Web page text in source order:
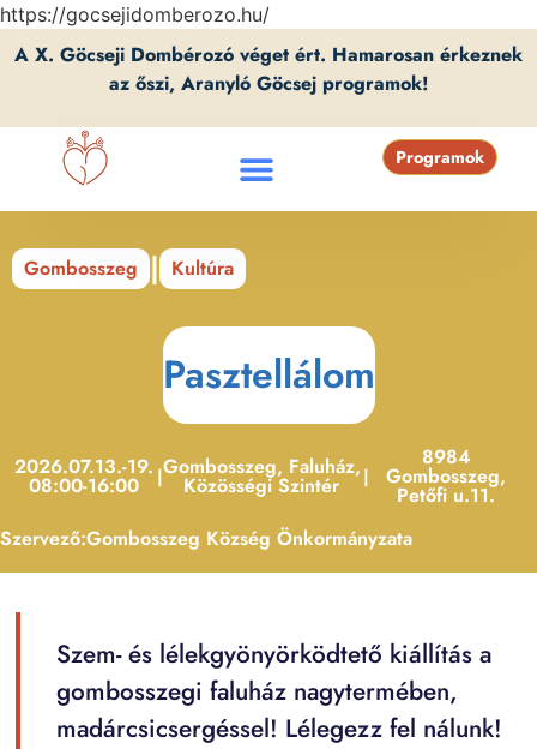
https://gocsejidomberozo.hu/
A X. Göcseji Dombérozó véget ért. Hamarosan érkeznek
az őszi, Aranyló Göcsej programok!
Programok
Gombosszeg | Kultúra
Pasztellálom
2026.07.13.-19.
08:00-16:00 |Gombosszeg, Faluház,
Közösségi Szintér |
8984
Gombosszeg,
Petőfi u.11.
Szervező:Gombosszeg Község Önkormányzata
Szem- és lélekgyönyörködtető kiállítás a
gombosszegi faluház nagytermében,
madárcsicsergéssel! Lélegezz fel nálunk!